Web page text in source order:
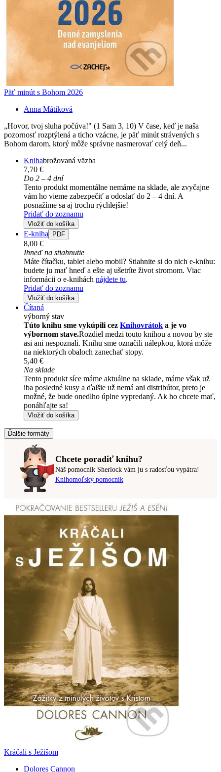
Päť minút s Bohom 2026
Anna Mátiková
„Hovor, tvoj sluha počúva!" (1 Sam 3, 10) V čase, keď je naša
pozornosť rozptýlená a ticho vzácne, je päť minút strávených s
Bohom darom, ktorý môže správne nasmerovať celý deň...
Knihabrožovaná väzba
7,70 €
Do 2 – 4 dní
Tento produkt momentálne nemáme na sklade, ale zvyčajne
vám ho vieme zabezpečiť a odoslať do 2 – 4 dní. A
posnažíme sa aj trochu rýchlejšie!
Pridať do zoznamu
Vložiť do košíka
E-kniha PDF
8,00 €
Ihneď na stiahnutie
Máte čítačku, tablet alebo mobil? Stiahnite si do nich e-knihu:
budete ju mať hneď a ešte aj ušetríte život stromom. Viac
informácii o e-knihách nájdete tu.
Pridať do zoznamu
Vložiť do košíka
Čítaná
výborný stav
Túto knihu sme vykúpili cez Knihovrátok a je vo
výbornom stave.Rozdiel medzi touto knihou a novou by ste
asi ani nespoznali. Knihu sme označili nálepkou, ktorá môže
na niektorých obaloch zanechať stopy.
5,40 €
Na sklade
Tento produkt síce máme aktuálne na sklade, máme však už
iba posledné kusy a ďalšie už nemá ani distribútor, preto je
možné, že bude onedlho úplne vypredaný. Ak ho chcete mať,
ponáhľajte sa!
Vložiť do košíka
Ďalšie formáty
Chcete poradiť knihu?
Náš pomocník Sherlock vám ju s radosťou vypátra!
Knihomoľský pomocník
Kráčali s Ježišom
Dolores Cannon